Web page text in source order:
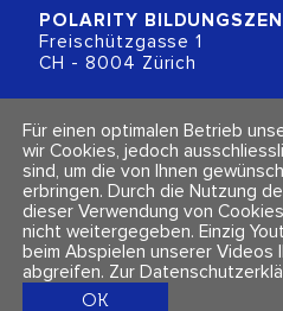
POLARITY
Freischützgasse 1
CH - 8004 Zürich
+41 (0)44 218 80 80
info@polarity.ch
Kontakt & Info
Newsletter
Impressum & Datenschutz
AGBs
Für einen optimalen Betrieb
wir Cookies, jedoch
sind, um die von Ihnen
erbringen. Durch die Nutzung
dieser Verwendung von
nicht weitergegeben. Einzig
beim Abspielen unserer Videos
abgreifen. Zur
OK